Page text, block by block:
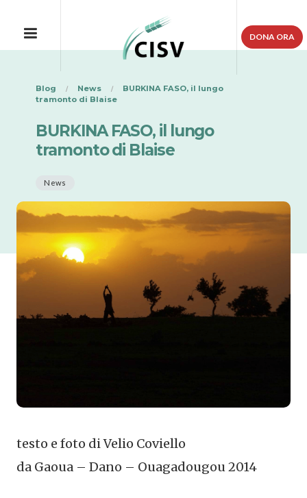
DONA ORA
Blog News
BURKINA FASO, il lungo
tramonto di Blaise
BURKINA FASO, il lungo
tramonto di Blaise
News
testo e foto di Velio Coviello
da Gaoua – Dano – Ouagadougou 2014